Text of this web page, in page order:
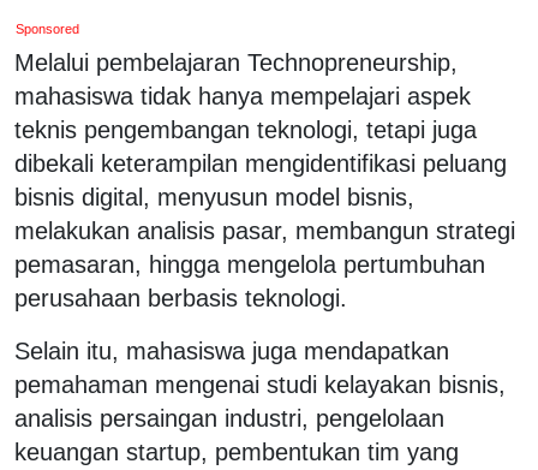
Sponsored
Melalui pembelajaran Technopreneurship,
mahasiswa tidak hanya mempelajari aspek
teknis pengembangan teknologi, tetapi juga
dibekali keterampilan mengidentifikasi peluang
bisnis digital, menyusun model bisnis,
melakukan analisis pasar, membangun strategi
pemasaran, hingga mengelola pertumbuhan
perusahaan berbasis teknologi.
Selain itu, mahasiswa juga mendapatkan
pemahaman mengenai studi kelayakan bisnis,
analisis persaingan industri, pengelolaan
keuangan startup, pembentukan tim yang